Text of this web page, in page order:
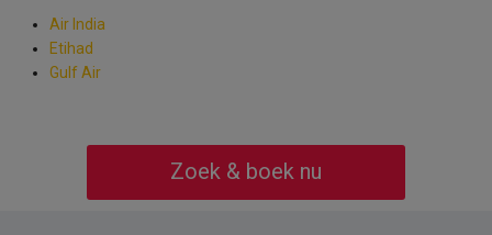
Air India
Etihad
Gulf Air
Zoek & boek nu